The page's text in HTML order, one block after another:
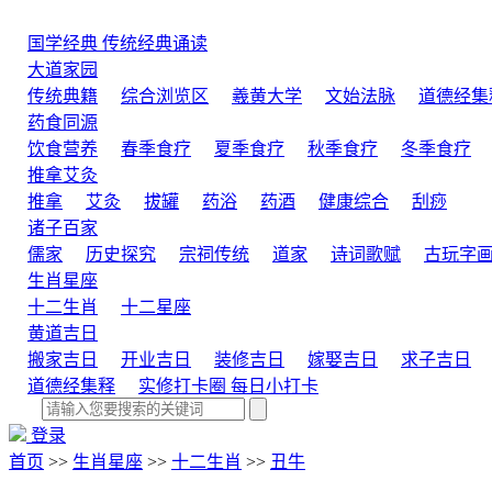
国学经典 传统经典诵读
大道家园
传统典籍
综合浏览区 羲黄大学 文始法脉
道德经集
药食同源
饮食营养
春季食疗 夏季食疗 秋季食疗 冬季食疗
推拿艾灸
推拿
艾灸 拔罐 药浴 药酒 健康综合
刮痧
诸子百家
儒家
历史探究 宗祠传统 道家 诗词歌赋 古玩字画
生肖星座
十二生肖
十二星座
黄道吉日
搬家吉日
开业吉日 装修吉日 嫁娶吉日
求子吉日
道德经集释
实修打卡圈 每日小打卡
登录
首页 >> 生肖星座 >> 十二生肖 >> 丑牛